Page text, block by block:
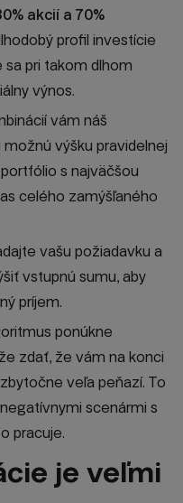
akcií a 70%
profil investície
sa pri takom dlhom
výnos.
vám náš
výšku pravidelnej
s najväčšou
celého zamýšľaného
vašu požiadavku a
vstupnú sumu, aby
príjem.
ponúkne
zdať, že vám na konci
veľa peňazí. To
scenármi s
pracuje.
je veľmi